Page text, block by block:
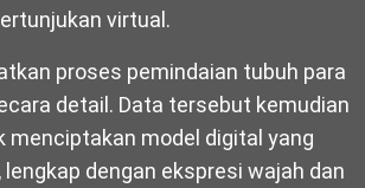
virtual.
proses pemindaian tubuh para
detail. Data tersebut kemudian
menciptakan model digital yang
dengan ekspresi wajah dan